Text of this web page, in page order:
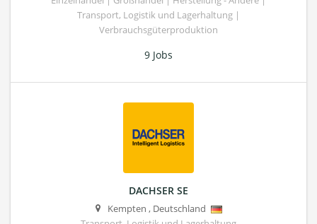
Transport, Logistik und Lagerhaltung |
Verbrauchsgüterproduktion
9 Jobs
DACHSER SE
Kempten , Deutschland